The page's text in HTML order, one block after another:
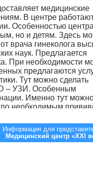
медицинские
В центре
Особенностью
но и детям. Здесь
врача гинеколога
наук. Предлагается
При необходимости
предлагаются
Тут можно сделать
– УЗИ. Особенным
Именно тут
по необходимым
вакцинацию.
Информация для
Медицинский центр «XXI